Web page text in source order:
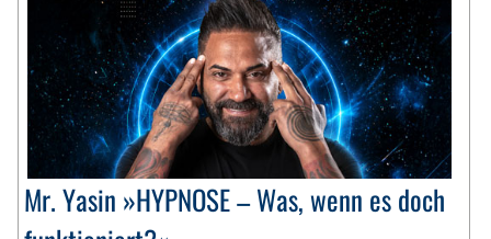
Mr. Yasin »HYPNOSE – Was, wenn es doch